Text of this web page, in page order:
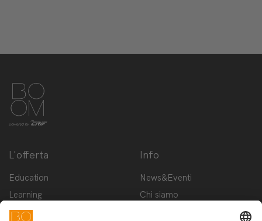
L'offerta
Education
Learning
Innovation
Info
News&Eventi
Chi siamo